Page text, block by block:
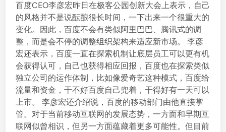
e
d
i
n
百度CEO李彦宏昨日在极客公园创新大会上表示，自己
的风格并不是说酝酿很长时间，一下出来一个很重大的
变化。因此，百度不会有类似阿里巴巴、腾讯式的调
整，而是会不停的调整组织架构来适应新市场。 李彦
宏还表示，百度一直在探索机制让底层员工可以更有机
会获得认可，自己也获得相应回报，百度也在探索类似
独立公司的运作体制，比如像爱奇艺这种模式，百度给
流量和资金，干不好百度自己兜着，干得好有一天可以
上市。 李彦宏还介绍说，百度的移动部门由他直接掌
管。对于当前移动互联网的发展态势，一方面和早期互
联网似曾相识，但另一方面蕴藏着更多可能性。但目前